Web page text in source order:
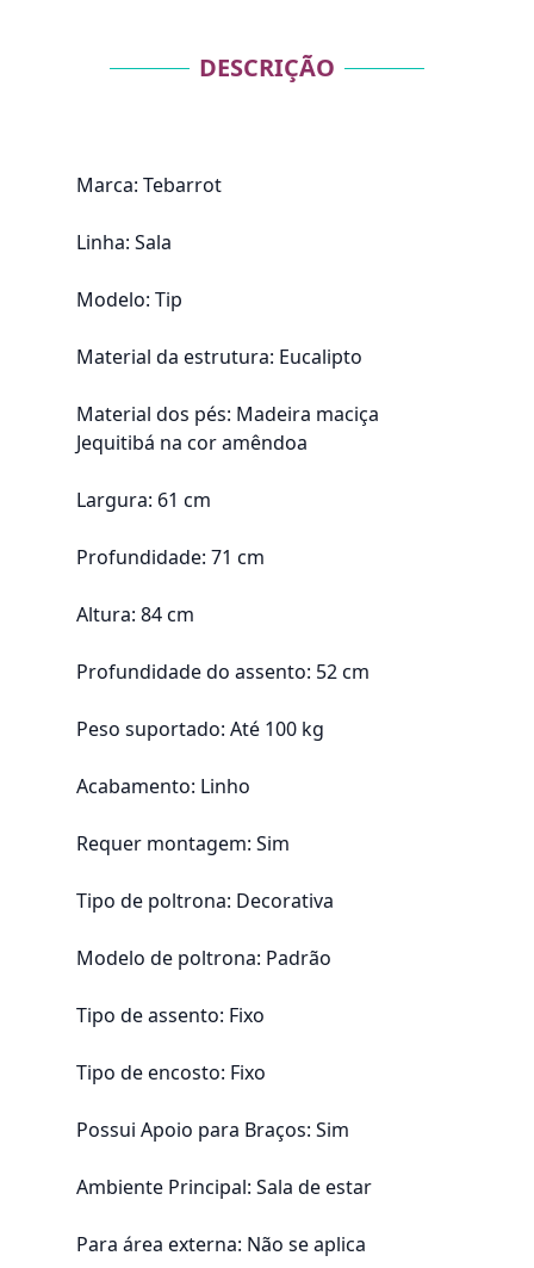
DESCRIÇÃO
Marca: Tebarrot
Linha: Sala
Modelo: Tip
Material da estrutura: Eucalipto
Material dos pés: Madeira maciça
Jequitibá na cor amêndoa
Largura: 61 cm
Profundidade: 71 cm
Altura: 84 cm
Profundidade do assento: 52 cm
Peso suportado: Até 100 kg
Acabamento: Linho
Requer montagem: Sim
Tipo de poltrona: Decorativa
Modelo de poltrona: Padrão
Tipo de assento: Fixo
Tipo de encosto: Fixo
Possui Apoio para Braços: Sim
Ambiente Principal: Sala de estar
Para área externa: Não se aplica